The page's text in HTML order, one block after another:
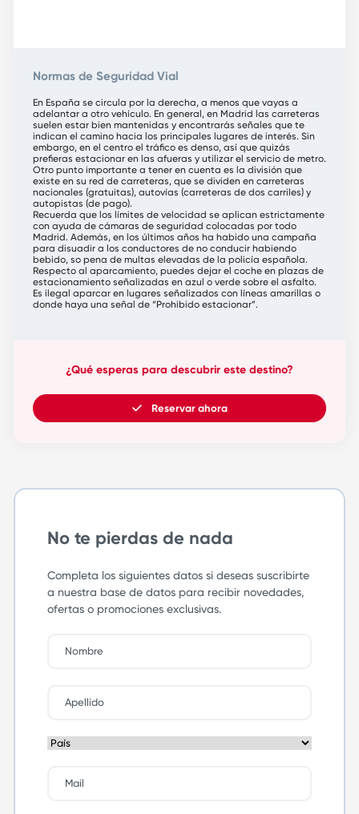
Normas de Seguridad Vial
En España se circula por la derecha, a menos que vayas a
adelantar a otro vehículo. En general, en Madrid las carreteras
suelen estar bien mantenidas y encontrarás señales que te
indican el camino hacia los principales lugares de interés. Sin
embargo, en el centro el tráfico es denso, así que quizás
prefieras estacionar en las afueras y utilizar el servicio de metro.
Otro punto importante a tener en cuenta es la división que
existe en su red de carreteras, que se dividen en carreteras
nacionales (gratuitas), autovías (carreteras de dos carriles) y
autopistas (de pago).
Recuerda que los límites de velocidad se aplican estrictamente
con ayuda de cámaras de seguridad colocadas por todo
Madrid. Además, en los últimos años ha habido una campaña
para disuadir a los conductores de no conducir habiendo
bebido, so pena de multas elevadas de la policía española.
Respecto al aparcamiento, puedes dejar el coche en plazas de
estacionamiento señalizadas en azul o verde sobre el asfalto.
Es ilegal aparcar en lugares señalizados con líneas amarillas o
donde haya una señal de “Prohibido estacionar”.
¿Qué esperas para descubrir este destino?
Reservar ahora
No te pierdas de nada
Completa los siguientes datos si deseas suscribirte
a nuestra base de datos para recibir novedades,
ofertas o promociones exclusivas.